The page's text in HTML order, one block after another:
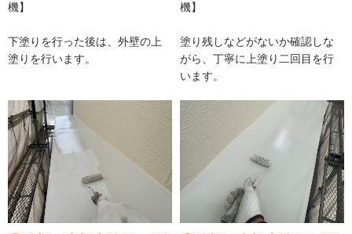
機】
下塗りを行った後は、外壁の上
塗りを行います。
機】
塗り残しなどがないか確認しな
がら、丁寧に上塗り二回目を行
います。